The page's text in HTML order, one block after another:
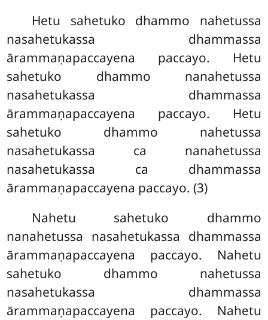
Hetu sahetuko dhammo nahetussa
nasahetukassa dhammassa
ārammaṇapaccayena paccayo. Hetu
sahetuko dhammo nanahetussa
nasahetukassa dhammassa
ārammaṇapaccayena paccayo. Hetu
sahetuko dhammo nahetussa
nasahetukassa ca nanahetussa
nasahetukassa ca dhammassa
ārammaṇapaccayena paccayo. (3)
Nahetu sahetuko dhammo
nanahetussa nasahetukassa dhammassa
ārammaṇapaccayena paccayo. Nahetu
sahetuko dhammo nahetussa
nasahetukassa dhammassa
ārammaṇapaccayena paccayo. Nahetu